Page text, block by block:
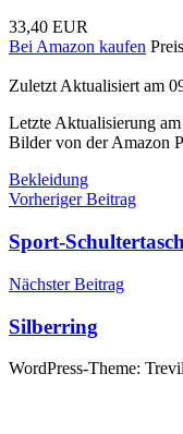
33,40 EUR
Bei Amazon kaufen
Zuletzt Aktualisiert am
Letzte Aktualisierung
Bilder von der Amazon
Bekleidung
Vorheriger Beitrag
Sport-
Nächster Beitrag
Silberring
WordPress-Theme: